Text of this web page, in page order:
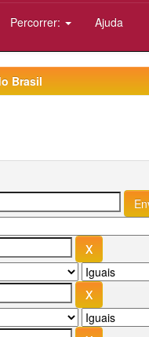
Percorrer: Ajuda
Brasil